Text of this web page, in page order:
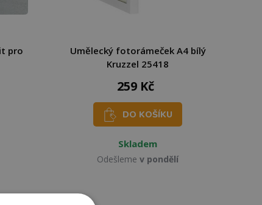
pro
Umělecký fotorámeček A4 bílý
Kruzzel 25418
259 Kč
DO KOŠÍKU
Skladem
Odešleme v pondělí